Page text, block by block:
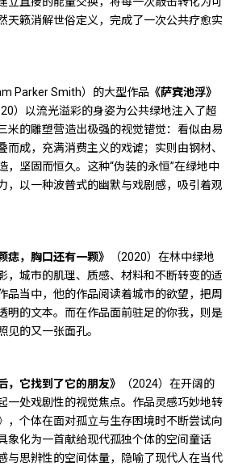
天籁消解世俗定义，完成了一次公共疗愈实
Parker Smith）的大型作品 《萨宾池浮》
）以流光溢彩的身姿为公共绿地注入了超
米的雕塑营造出极强的视觉错觉：看似由易
而成，充满消费主义的戏谑；实则由钢材、
，坚固而恒久。这种“伪装的永恒”在绿地中
，以一种波普式的幽默与戏剧感，吸引着观
痣，胸口还有一颗》
（2020）在林中绿地
，城市的肌理、质感、材料和不断转变的适
品当中，他的作品阅读着城市的欲望，把周
明的文本。而在作品面前驻足的你我，则是
见的又一张面孔。
，它找到了它的朋友》
（2024）在开阔的
一处戏剧性的视觉焦点。作品灵感巧妙地转
，个体在面对孤立与生存困境时不断尝试向
象化为一首献给现代孤独个体的空间童话
与思辨性的空间体量，隐喻了现代人在当代